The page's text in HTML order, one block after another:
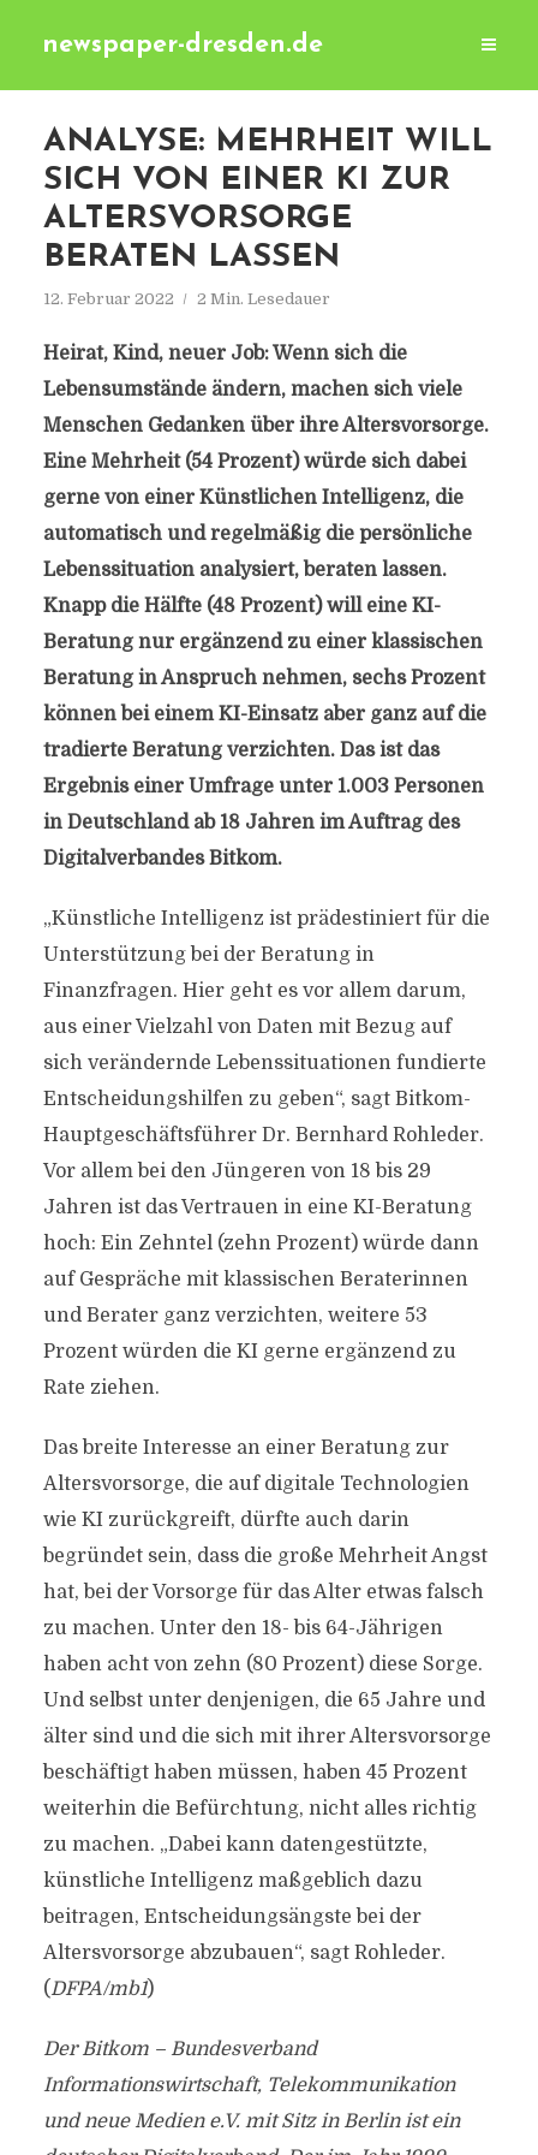
newspaper-dresden.de
ANALYSE: MEHRHEIT WILL
SICH VON EINER KI ZUR
ALTERSVORSORGE
BERATEN LASSEN
12. Februar 2022 2 Min. Lesedauer
Heirat, Kind, neuer Job: Wenn sich die
Lebensumstände ändern, machen sich viele
Menschen Gedanken über ihre Altersvorsorge.
Eine Mehrheit (54 Prozent) würde sich dabei
gerne von einer Künstlichen Intelligenz, die
automatisch und regelmäßig die persönliche
Lebenssituation analysiert, beraten lassen.
Knapp die Hälfte (48 Prozent) will eine KI-
Beratung nur ergänzend zu einer klassischen
Beratung in Anspruch nehmen, sechs Prozent
können bei einem KI-Einsatz aber ganz auf die
tradierte Beratung verzichten. Das ist das
Ergebnis einer Umfrage unter 1.003 Personen
in Deutschland ab 18 Jahren im Auftrag des
Digitalverbandes Bitkom.
„Künstliche Intelligenz ist prädestiniert für die
Unterstützung bei der Beratung in
Finanzfragen. Hier geht es vor allem darum,
aus einer Vielzahl von Daten mit Bezug auf
sich verändernde Lebenssituationen fundierte
Entscheidungshilfen zu geben“, sagt Bitkom-
Hauptgeschäftsführer Dr. Bernhard Rohleder.
Vor allem bei den Jüngeren von 18 bis 29
Jahren ist das Vertrauen in eine KI-Beratung
hoch: Ein Zehntel (zehn Prozent) würde dann
auf Gespräche mit klassischen Beraterinnen
und Berater ganz verzichten, weitere 53
Prozent würden die KI gerne ergänzend zu
Rate ziehen.
Das breite Interesse an einer Beratung zur
Altersvorsorge, die auf digitale Technologien
wie KI zurückgreift, dürfte auch darin
begründet sein, dass die große Mehrheit Angst
hat, bei der Vorsorge für das Alter etwas falsch
zu machen. Unter den 18- bis 64-Jährigen
haben acht von zehn (80 Prozent) diese Sorge.
Und selbst unter denjenigen, die 65 Jahre und
älter sind und die sich mit ihrer Altersvorsorge
beschäftigt haben müssen, haben 45 Prozent
weiterhin die Befürchtung, nicht alles richtig
zu machen. „Dabei kann datengestützte,
künstliche Intelligenz maßgeblich dazu
beitragen, Entscheidungsängste bei der
Altersvorsorge abzubauen“, sagt Rohleder.
(DFPA/mb1)
Der Bitkom – Bundesverband
Informationswirtschaft, Telekommunikation
und neue Medien e.V. mit Sitz in Berlin ist ein